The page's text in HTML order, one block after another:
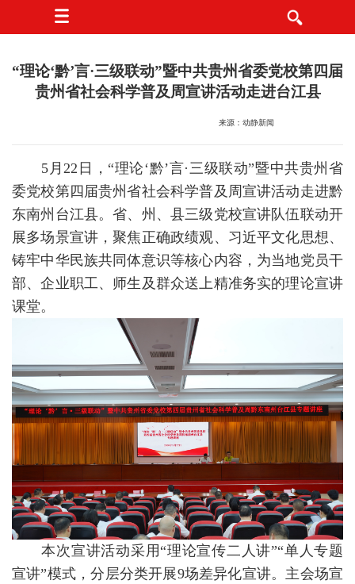
“理论‘黔’言·三级联动”暨中共贵州省委党校第四届
贵州省社会科学普及周宣讲活动走进台江县
来源：动静新闻
5月22日，“理论‘黔’言·三级联动”暨中共贵州省
委党校第四届贵州省社会科学普及周宣讲活动走进黔
东南州台江县。省、州、县三级党校宣讲队伍联动开
展多场景宣讲，聚焦正确政绩观、习近平文化思想、
铸牢中华民族共同体意识等核心内容，为当地党员干
部、企业职工、师生及群众送上精准务实的理论宣讲
课堂。
本次宣讲活动采用“理论宣传二人讲”“单人专题
宣讲”模式，分层分类开展9场差异化宣讲。主会场宣